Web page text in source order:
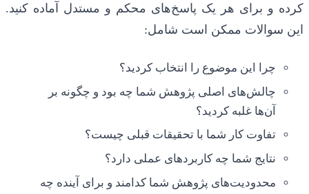
کرده و برای هر یک پاسخ‌های محکم و مستدل آماده کنید.
این سوالات ممکن است شامل:
چرا این موضوع را انتخاب کردید؟
چالش‌های اصلی پژوهش شما چه بود و چگونه بر
آن‌ها غلبه کردید؟
تفاوت کار شما با تحقیقات قبلی چیست؟
نتایج شما چه کاربردهای عملی دارد؟
محدودیت‌های پژوهش شما کدامند و برای آینده چه